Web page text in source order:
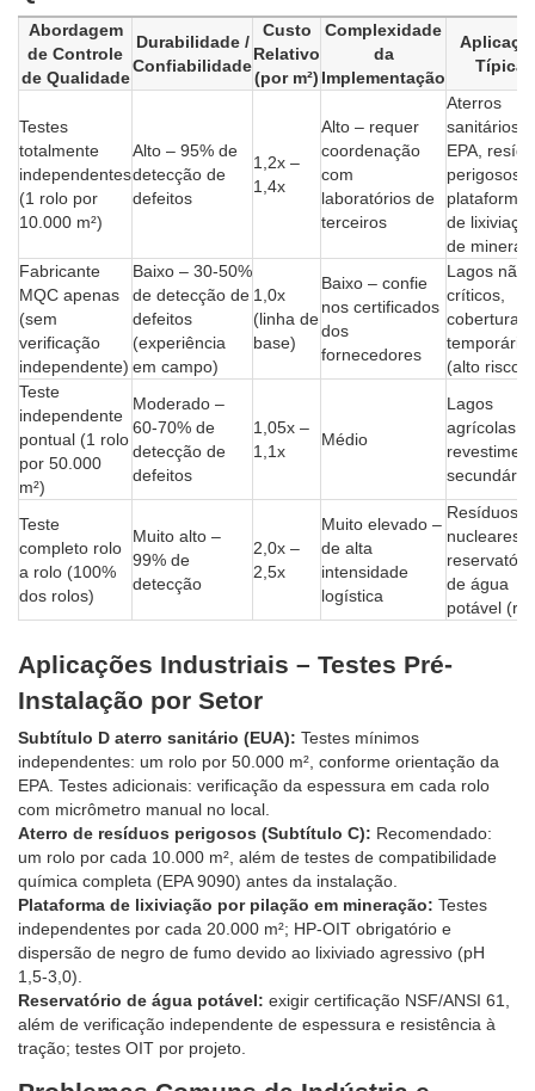
Abordagem
de Controle
de Qualidade
Durabilidade /
Confiabilidade
Custo
Relativo
(por m²)
Complexidade
da
Implementação
Típica
Testes
totalmente
independentes
(1 rolo por
10.000 m²)
Alto – 95% de
detecção de
defeitos
1,2x –
1,4x
Alto – requer
coordenação
com
laboratórios de
terceiros
Aterros
sanitários
EPA,
perigosos,
plataformas
de
de
Fabricante
MQC apenas
(sem
verificação
independente)
Baixo – 30-50%
de detecção de
defeitos
(experiência
em campo)
1,0x
(linha de
base)
Baixo – confie
nos certificados
dos
fornecedores
Lagos não
críticos,
coberturas
(alto risco)
Teste
independente
pontual (1 rolo
por 50.000
m²)
Moderado –
60-70% de
detecção de
defeitos
1,05x –
1,1x
Médio
Lagos
agrícolas,
Teste
completo rolo
a rolo (100%
dos rolos)
Muito alto –
99% de
detecção
2,0x –
2,5x
Muito elevado –
de alta
intensidade
logística
Resíduos
nucleares,
de água
potável
Aplicações Industriais – Testes Pré-
Instalação por Setor
Subtítulo D aterro sanitário (EUA): Testes mínimos
independentes: um rolo por 50.000 m², conforme orientação da
EPA. Testes adicionais: verificação da espessura em cada rolo
com micrômetro manual no local.
Aterro de resíduos perigosos (Subtítulo C): Recomendado:
um rolo por cada 10.000 m², além de testes de compatibilidade
química completa (EPA 9090) antes da instalação.
Plataforma de lixiviação por pilação em mineração: Testes
independentes por cada 20.000 m²; HP-OIT obrigatório e
dispersão de negro de fumo devido ao lixiviado agressivo (pH
1,5-3,0).
Reservatório de água potável: exigir certificação NSF/ANSI 61,
além de verificação independente de espessura e resistência à
tração; testes OIT por projeto.